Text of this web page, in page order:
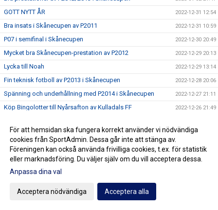
GOTT NYTT ÅR 2022-12-31 12:54
Bra insats i Skånecupen av P2011 2022-12-31 10:59
P07 i semifinal i Skånecupen 2022-12-30 20:49
Mycket bra Skånecupen-prestation av P2012 2022-12-29 20:13
Lycka till Noah 2022-12-29 13:14
Fin teknisk fotboll av P2013 i Skånecupen 2022-12-28 20:06
Spänning och underhållning med P2014 i Skånecupen 2022-12-27 21:11
Köp Bingolotter till Nyårsafton av Kulladals FF 2022-12-26 21:49
GOD JUL TILL ER ALLA 2022-12-23 20:23
Resultat Dragning Kulladals FF Jullotteri 2022 2022-12-21 13:30
P2010 avslutade säsongen med beachvolleyboll 2022-12-17 21:21
Köp era Jul-Bingolotter av Kulladals FF vid ICA Kvantum
Nyförvärv och återvändare till A-laget
För att hemsidan ska fungera korrekt använder vi nödvändiga
cookies från SportAdmin. Dessa går inte att stänga av.
Föreningen kan också använda frivilliga cookies, t.ex. för statistik
eller marknadsföring. Du väljer själv om du vill acceptera dessa.
Anpassa dina val
Acceptera nödvändiga Acceptera alla